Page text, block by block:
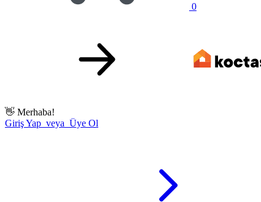
0
👋 Merhaba!
Giriş Yap veya Üye Ol